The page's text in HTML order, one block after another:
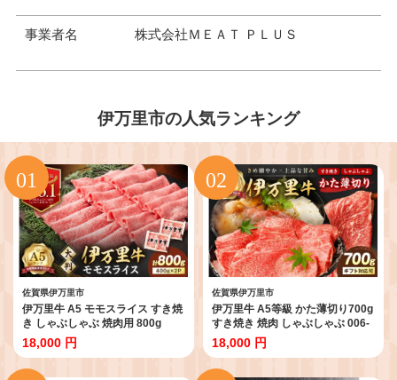
事業者名 株式会社ＭＥＡＴ ＰＬＵＳ
伊万里市の人気ランキング
佐賀県伊万里市
伊万里牛 A5 モモスライス すき焼
き しゃぶしゃぶ 焼肉用 800g
001-J1848【黒毛和牛 国産 牛肉
赤身 薄切り 小分け A5ランク すき
やき 焼肉 BBQ ギフト 贈答】
18,000 円
佐賀県伊万里市
伊万里牛 A5等級 かた薄切り700g
すき焼き 焼肉 しゃぶしゃぶ 006-
J1851【黒毛和牛 国産 佐賀牛 ブ
ランド牛 赤身 スライス】
18,000 円